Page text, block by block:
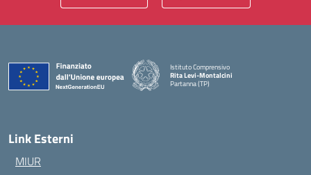
Istituto Comprensivo
Rita Levi-Montalcini
Partanna (TP)
Link Esterni
MIUR